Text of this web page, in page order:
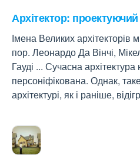
Архітектор:
Імена Великих архітекторів
пор. Леонардо Да Вінчі,
Гауді ... Сучасна архітектура
персоніфікована. Однак,
архітектурі, як і раніше,